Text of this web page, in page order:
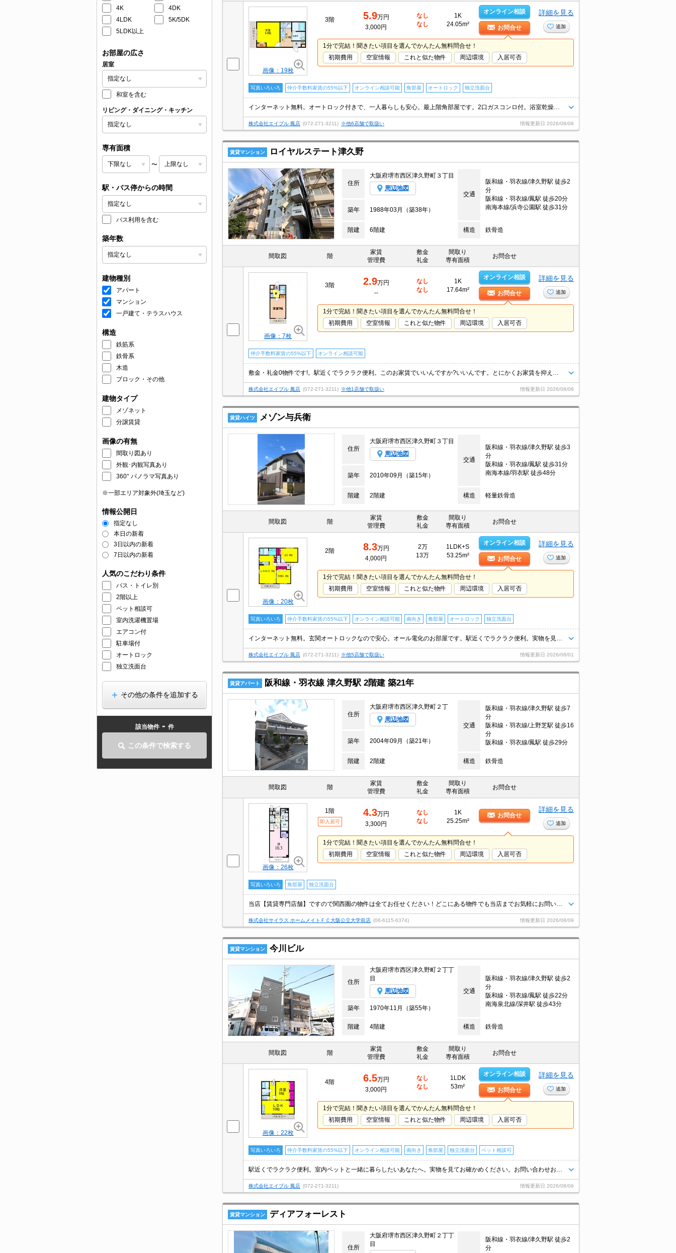
4K
4DK
4LDK
5K/5DK
5LDK以上
お部屋の広さ
居室
和室を含む
リビング・ダイニング・キッチン
専有面積
〜
駅・バス停からの時間
バス利用を含む
築年数
建物種別
アパート
マンション
一戸建て・テラスハウス
構造
鉄筋系
鉄骨系
木造
ブロック・その他
建物タイプ
メゾネット
分譲賃貸
画像の有無
間取り図あり
外観･内観写真あり
360° パノラマ写真あり
※一部エリア対象外(埼玉など)
情報公開日
指定なし
本日の新着
3日以内の新着
7日以内の新着
人気のこだわり条件
バス・トイレ別
2階以上
ペット相談可
室内洗濯機置場
エアコン付
駐車場付
オートロック
独立洗面台
その他の条件を追加する
該当物件 - 件
この条件で検索する
画像：19枚
3階 5.9万円
3,000円
なし
なし
1K
24.05m²
オンライン相談
お問合せ
詳細を見る
追加
1分で完結！聞きたい項目を選んでかんたん無料問合せ！
初期費用
空室情報 これと似た物件 周辺環境 入居可否
写真いろいろ 仲介手数料家賃の55%以下 オンライン相談可能 角部屋 オートロック 独立洗面台
株式会社エイブル 鳳店 (072-271-3211) ※他6店舗で取扱い 情報更新日 2026/08/06
賃貸マンション ロイヤルステート津久野
住所
大阪府堺市西区津久野町３丁目
周辺地図
交通
阪和線・羽衣線/津久野駅 徒歩2
分
阪和線・羽衣線/鳳駅 徒歩20分
南海本線/浜寺公園駅 徒歩31分
築年 1988年03月（築38年）
階建 6階建 構造 鉄骨造
間取図 階
家賃
管理費
敷金
礼金
間取り
専有面積
お問合せ
画像：7枚
3階 2.9万円
--
なし
なし
1K
17.64m²
オンライン相談
お問合せ
詳細を見る
追加
1分で完結！聞きたい項目を選んでかんたん無料問合せ！
初期費用
空室情報 これと似た物件 周辺環境 入居可否
仲介手数料家賃の55%以下 オンライン相談可能
株式会社エイブル 鳳店 (072-271-3211) ※他1店舗で取扱い 情報更新日 2026/08/06
賃貸ハイツ メゾン与兵衛
住所
大阪府堺市西区津久野町３丁目
周辺地図
交通
阪和線・羽衣線/津久野駅 徒歩3
分
阪和線・羽衣線/鳳駅 徒歩31分
南海本線/羽衣駅 徒歩48分
築年 2010年09月（築15年）
階建 2階建 構造 軽量鉄骨造
間取図 階
家賃
管理費
敷金
礼金
間取り
専有面積
お問合せ
画像：20枚
2階 8.3万円
4,000円
2万
13万
1LDK+S
53.25m²
オンライン相談
お問合せ
詳細を見る
追加
1分で完結！聞きたい項目を選んでかんたん無料問合せ！
初期費用
空室情報 これと似た物件 周辺環境 入居可否
写真いろいろ 仲介手数料家賃の55%以下 オンライン相談可能 南向き 角部屋 オートロック 独立洗面台
株式会社エイブル 鳳店 (072-271-3211) ※他5店舗で取扱い 情報更新日 2026/08/01
賃貸アパート 阪和線・羽衣線 津久野駅 2階建 築21年
住所
大阪府堺市西区津久野町２丁
周辺地図
交通
阪和線・羽衣線/津久野駅 徒歩7
分
阪和線・羽衣線/上野芝駅 徒歩16
分
阪和線・羽衣線/鳳駅 徒歩29分
築年 2004年09月（築21年）
階建 2階建 構造 鉄骨造
間取図 階
家賃
管理費
敷金
礼金
間取り
専有面積
お問合せ
画像：26枚
1階
即入居可
4.3万円
3,300円
なし
なし
1K
25.25m²
お問合せ
詳細を見る
追加
1分で完結！聞きたい項目を選んでかんたん無料問合せ！
初期費用
空室情報 これと似た物件 周辺環境 入居可否
写真いろいろ 角部屋 独立洗面台
株式会社サイラス ホームメイトＦＣ大阪公立大学前店 (06-6115-6374) 情報更新日 2026/08/09
賃貸マンション 今川ビル
住所
大阪府堺市西区津久野町２丁丁
目
周辺地図 交通
阪和線・羽衣線/津久野駅 徒歩2
分
阪和線・羽衣線/鳳駅 徒歩22分
南海泉北線/深井駅 徒歩43分
築年 1970年11月（築55年）
階建 4階建 構造 鉄骨造
間取図 階
家賃
管理費
敷金
礼金
間取り
専有面積
お問合せ
画像：22枚
4階 6.5万円
3,000円
なし
なし
1LDK
53m²
オンライン相談
お問合せ
詳細を見る
追加
1分で完結！聞きたい項目を選んでかんたん無料問合せ！
初期費用
空室情報 これと似た物件 周辺環境 入居可否
写真いろいろ 仲介手数料家賃の55%以下 オンライン相談可能 南向き 角部屋 独立洗面台 ペット相談可
株式会社エイブル 鳳店 (072-271-3211) 情報更新日 2026/08/06
賃貸マンション ディアフォーレスト
住所
大阪府堺市西区津久野町２丁丁
目
阪和線・羽衣線/津久野駅 徒歩2
分